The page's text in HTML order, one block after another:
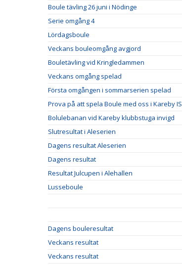
Boule tävling 26 juni i Nödinge
Serie omgång 4
Lördagsboule
Veckans bouleomgång avgjord
Bouletävling vid Kringledammen
Veckans omgång spelad
Första omgången i sommarserien spelad
Prova på att spela Boule med oss i Kareby IS
Bolulebanan vid Kareby klubbstuga invigd
Slutresultat i Aleserien
Dagens resultat Aleserien
Dagens resultat
Resultat Julcupen i Alehallen
Lusseboule
Dagens bouleresultat
Veckans resultat
Veckans resultat